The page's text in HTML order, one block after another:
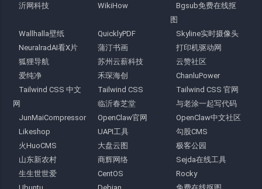
沂网科技
WikiHow
Bgsub免费在线抠
图
Wallhalla壁纸
QuicklyPDF
Skyline实时摄像头
NeuralradAI看X片
蒲汀书画
打印机驱动网
狐狸导航
苏州云薪科技
云赞社区
爱纯净
禾琛海创
ChanluPower
Tailwind CSS 中文
网
Tailwind CSS
Tailwind CSS 官网
临沂春芝堂
与老涂一起写代码
JunMaiCompressor
OpenClaw官网
OpenClaw中文社区
Likeshop
UAPI工具
勾股CMS
火HuoCMS
大盘云图
极客公园
山东新农村
商辉网络
Sejda在线工具
生生世世爱
CentOS
Rocky